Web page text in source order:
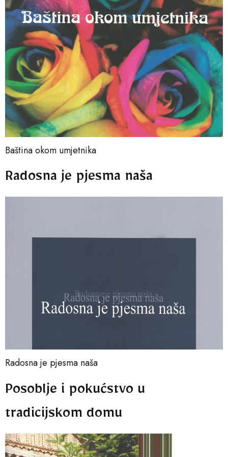
Baština okom umjetnika
Radosna je pjesma naša
Radosna je pjesma naša
Posoblje i pokućstvo u
tradicijskom domu